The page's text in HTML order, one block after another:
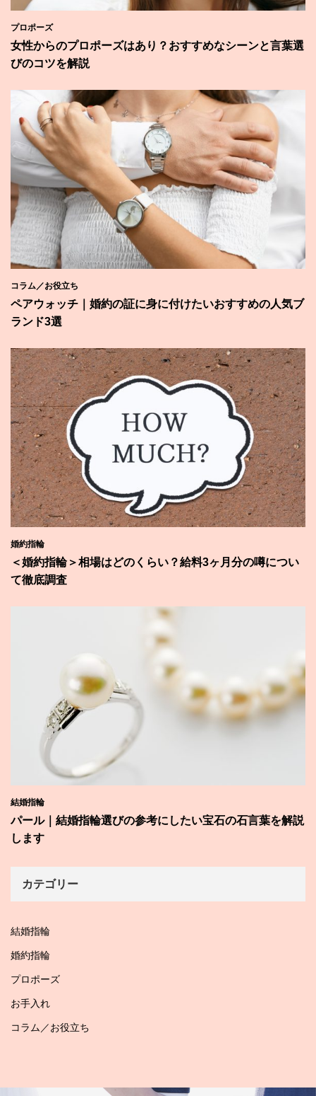
プロポーズ
女性からのプロポーズはあり？おすすめなシーンと言葉選
びのコツを解説
コラム／お役立ち
ペアウォッチ｜婚約の証に身に付けたいおすすめの人気ブ
ランド3選
婚約指輪
＜婚約指輪＞相場はどのくらい？給料3ヶ月分の噂につい
て徹底調査
結婚指輪
パール｜結婚指輪選びの参考にしたい宝石の石言葉を解説
します
カテゴリー
結婚指輪
婚約指輪
プロポーズ
お手入れ
コラム／お役立ち